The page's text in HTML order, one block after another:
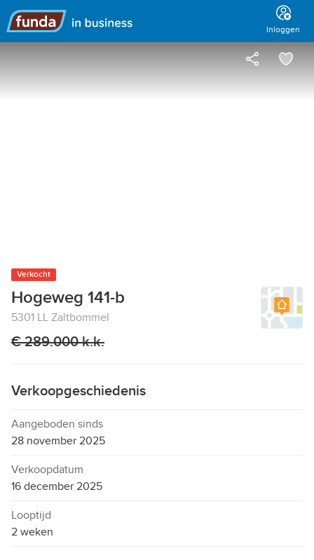
Hoofdmenu
Inloggen
Verkocht
Hogeweg 141-b
5301 LL Zaltbommel
€ 289.000 k.k.
Verkoopgeschiedenis
Aangeboden sinds
28 november 2025
Verkoopdatum
16 december 2025
Looptijd
2 weken